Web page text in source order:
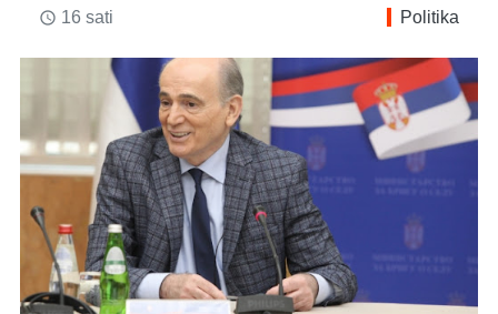
access_time 16 sati Politika